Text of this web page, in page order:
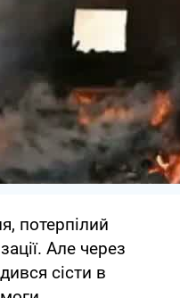
потерпілий
Але через
сісти в